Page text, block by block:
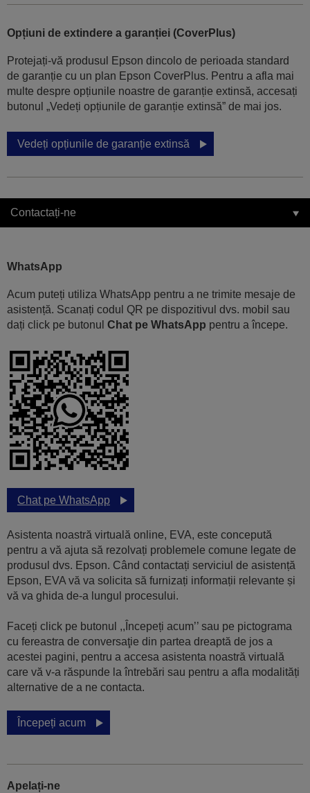
Opțiuni de extindere a garanției (CoverPlus)
Protejați-vă produsul Epson dincolo de perioada standard
de garanție cu un plan Epson CoverPlus. Pentru a afla mai
multe despre opțiunile noastre de garanție extinsă, accesați
butonul „Vedeți opțiunile de garanție extinsă” de mai jos.
Vedeți opțiunile de garanție extinsă
Contactați-ne
WhatsApp
Acum puteți utiliza WhatsApp pentru a ne trimite mesaje de
asistență. Scanați codul QR pe dispozitivul dvs. mobil sau
dați click pe butonul Chat pe WhatsApp pentru a începe.
Chat pe WhatsApp
Asistenta noastră virtuală online, EVA, este concepută
pentru a vă ajuta să rezolvați problemele comune legate de
produsul dvs. Epson. Când contactați serviciul de asistență
Epson, EVA vă va solicita să furnizați informații relevante și
vă va ghida de-a lungul procesului.
Faceți click pe butonul ,,Începeți acum’’ sau pe pictograma
cu fereastra de conversaţie din partea dreaptă de jos a
acestei pagini, pentru a accesa asistenta noastră virtuală
care vă v-a răspunde la întrebări sau pentru a afla modalități
alternative de a ne contacta.
Începeți acum
Apelați-ne